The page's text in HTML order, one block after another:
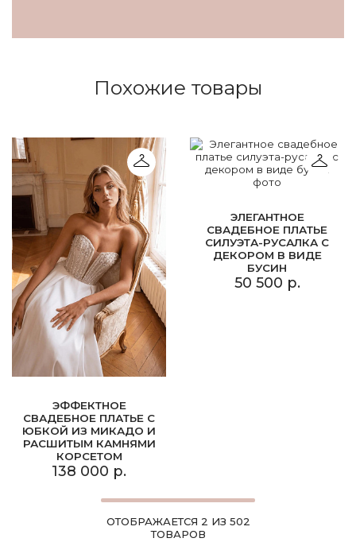
Похожие товары
ЭФФЕКТНОЕ
СВАДЕБНОЕ ПЛАТЬЕ С
ЮБКОЙ ИЗ МИКАДО И
РАСШИТЫМ КАМНЯМИ
КОРСЕТОМ
138 000 р.
ЭЛЕГАНТНОЕ
СВАДЕБНОЕ ПЛАТЬЕ
СИЛУЭТА-РУСАЛКА С
ДЕКОРОМ В ВИДЕ
БУСИН
50 500 р.
ОТОБРАЖАЕТСЯ 2 ИЗ 502
ТОВАРОВ